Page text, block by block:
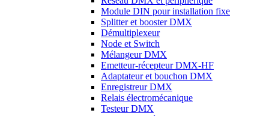
Module DIN pour installation fixe
Splitter et booster DMX
Démultiplexeur
Node et Switch
Mélangeur DMX
Emetteur-récepteur DMX-HF
Adaptateur et bouchon DMX
Enregistreur DMX
Relais électromécanique
Testeur DMX